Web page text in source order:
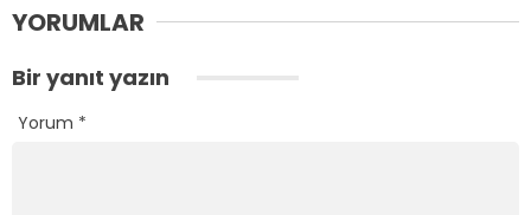
YORUMLAR
Bir yanıt yazın
Yorum *